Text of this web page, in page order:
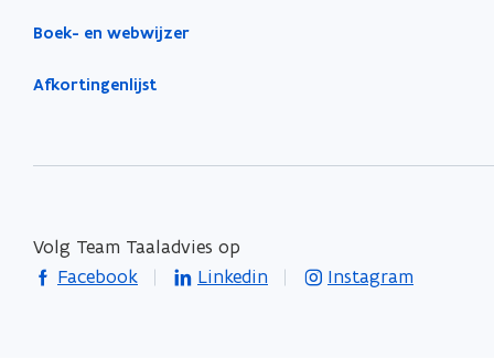
Boek- en webwijzer
Afkortingenlijst
Volg Team Taaladvies op
Facebook
opent in nieuw vensterLinkedin
opent in nieuw vensterInstagram
opent in nieuw